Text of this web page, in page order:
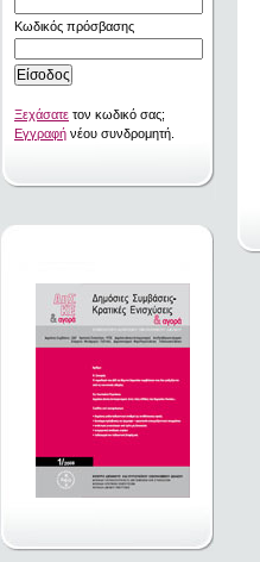
Κωδικός πρόσβασης
Ξεχάσατε τον κωδικό σας;
Εγγραφή νέου συνδρομητή.